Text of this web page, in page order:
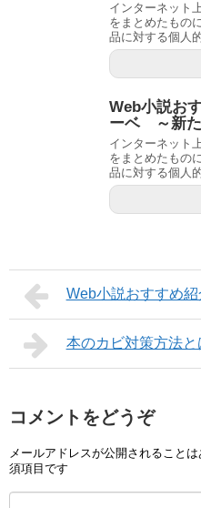
インターネット
をまとめたもの
品に対する個人
Web小説お
ーベ ～新た
インターネット
をまとめたもの
品に対する個人
Web小説おすすめ紹
本のカビ対策方法
コメントをどうぞ
メールアドレスが公開されることは
須項目です